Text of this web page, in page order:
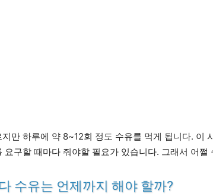
만 하루에 약 8~12회 정도 수유를 먹게 됩니다. 이
요구할 때마다 줘야할 필요가 있습니다. 그래서 어쩔
수유는 언제까지 해야 할까?